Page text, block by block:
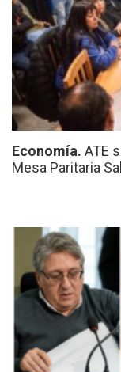
Economía. ATE
Mesa Paritaria